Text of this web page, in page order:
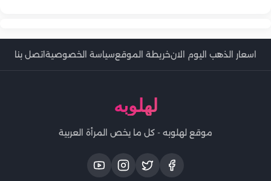
اسعار الذهب اليوم الانخريطة الموقعسياسة الخصوصيةاتصل بنا
لهلوبه
موقع لهلوبه - كل ما يخص المرأة العربية